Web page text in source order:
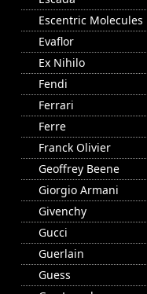
Escentric Molecules
Evaflor
Ex Nihilo
Fendi
Ferrari
Ferre
Franck Olivier
Geoffrey Beene
Giorgio Armani
Givenchy
Gucci
Guerlain
Guess